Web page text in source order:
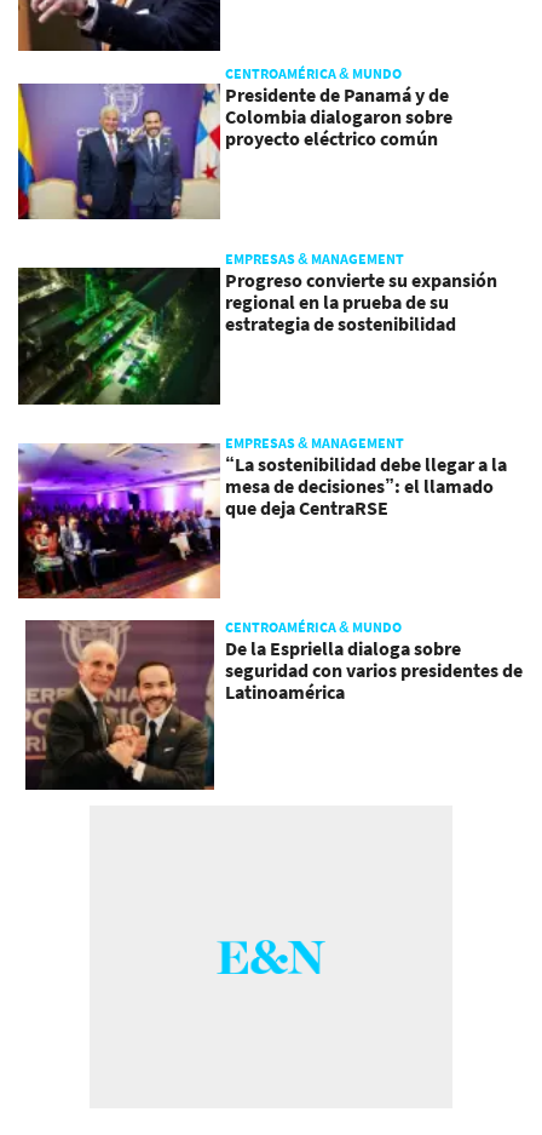
CENTROAMÉRICA & MUNDO
Presidente de Panamá y de
Colombia dialogaron sobre
proyecto eléctrico común
EMPRESAS & MANAGEMENT
Progreso convierte su expansión
regional en la prueba de su
estrategia de sostenibilidad
EMPRESAS & MANAGEMENT
“La sostenibilidad debe llegar a la
mesa de decisiones”: el llamado
que deja CentraRSE
CENTROAMÉRICA & MUNDO
De la Espriella dialoga sobre
seguridad con varios presidentes de
Latinoamérica